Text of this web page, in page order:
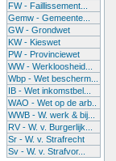
FW - Faillissement...
Gemw - Gemeente...
GW - Grondwet
KW - Kieswet
PW - Provinciewet
WW - Werkloosheid...
Wbp - Wet bescherm...
IB - Wet inkomstbel...
WAO - Wet op de arb..
WWB - W. werk & bij...
RV - W. v. Burgerlijk...
Sr - W. v. Strafrecht
Sv - W. v. Strafvor...